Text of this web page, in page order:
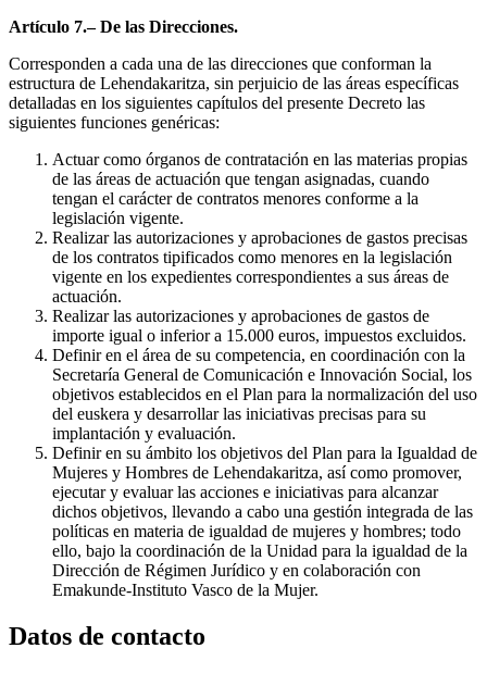
Artículo 7.– De las Direcciones.
Corresponden a cada una de las direcciones que conforman la
estructura de Lehendakaritza, sin perjuicio de las áreas específicas
detalladas en los siguientes capítulos del presente Decreto las
siguientes funciones genéricas:
Actuar como órganos de contratación en las materias propias
de las áreas de actuación que tengan asignadas, cuando
tengan el carácter de contratos menores conforme a la
legislación vigente.
Realizar las autorizaciones y aprobaciones de gastos precisas
de los contratos tipificados como menores en la legislación
vigente en los expedientes correspondientes a sus áreas de
actuación.
Realizar las autorizaciones y aprobaciones de gastos de
importe igual o inferior a 15.000 euros, impuestos excluidos.
Definir en el área de su competencia, en coordinación con la
Secretaría General de Comunicación e Innovación Social, los
objetivos establecidos en el Plan para la normalización del uso
del euskera y desarrollar las iniciativas precisas para su
implantación y evaluación.
Definir en su ámbito los objetivos del Plan para la Igualdad de
Mujeres y Hombres de Lehendakaritza, así como promover,
ejecutar y evaluar las acciones e iniciativas para alcanzar
dichos objetivos, llevando a cabo una gestión integrada de las
políticas en materia de igualdad de mujeres y hombres; todo
ello, bajo la coordinación de la Unidad para la igualdad de la
Dirección de Régimen Jurídico y en colaboración con
Emakunde-Instituto Vasco de la Mujer.
Datos de contacto